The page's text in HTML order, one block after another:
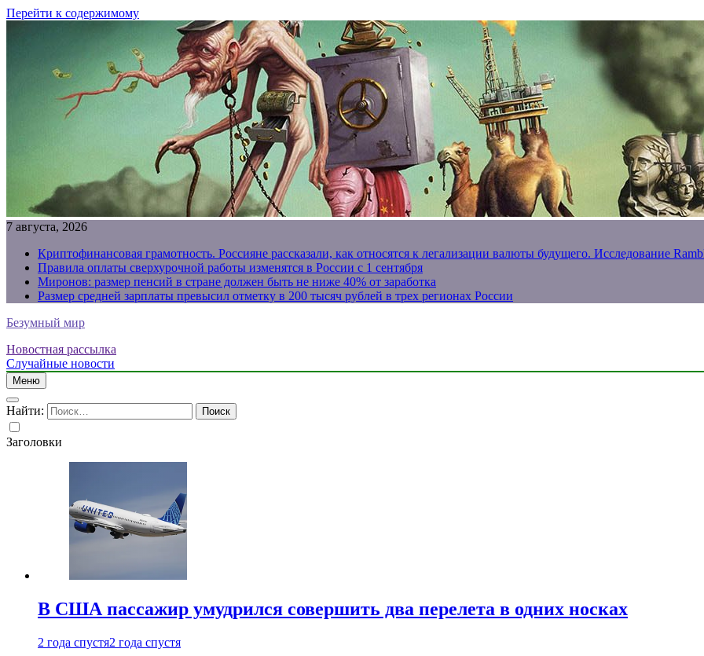
Перейти к содержимому
7 августа, 2026
Криптофинансовая грамотность. Россияне рассказали, как относятся к легализации валюты будущего. Исследование
Правила оплаты сверхурочной работы изменятся в России с 1 сентября
Миронов: размер пенсий в стране должен быть не ниже 40% от заработка
Размер средней зарплаты превысил отметку в 200 тысяч рублей в трех регионах России
Безумный мир
Новостная рассылка
Случайные новости
Меню
Найти:
Заголовки
В США пассажир умудрился совершить два перелета в одних носках
2 года спустя2 года спустя